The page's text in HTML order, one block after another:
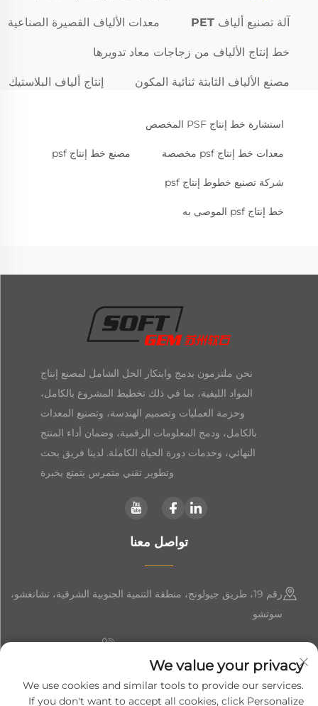
آلة تصنيع ألياف PET معدات الألياف القصيرة الصناعية
خط إنتاج الألياف من زجاجات معاد تدويرها
مصنع الألياف الثابتة ثنائية المكون إنتاج ألياف البلاستيك
استشارة خط إنتاج PSF المخصص
معدات خط إنتاج psf مخصصة مصنع خط إنتاج psf
شركة تصنيع خطوط إنتاج psf
خط إنتاج psf الموصى به
نحن ملتزمون بدمج وابتكار الحل الشامل لمصنع إنتاج
المواد الليفية، بما في ذلك تخطيط المشروع بالكامل،
وحزمة العمليات وتصميم الهندسة، وتصنيع المعدات
بالكامل، ودمج المعلومات الرقمية، وضمان أداء المنتج
النهائي، وخدمات دورة الحياة الكاملة. لدينا فريق بحث
وتطوير تقني متمرس يتمتع بخبرة
تواصل معنا
رقم 19، طريق جيولونج، منطقة التنمية الجنوبية الشرقية، تشانغشو،
سوتشو
+86-19906239903
[email protected]
We value your privacy
We use cookies and similar tools to provide our services.
If you don't want to accept all cookies, click Personalize